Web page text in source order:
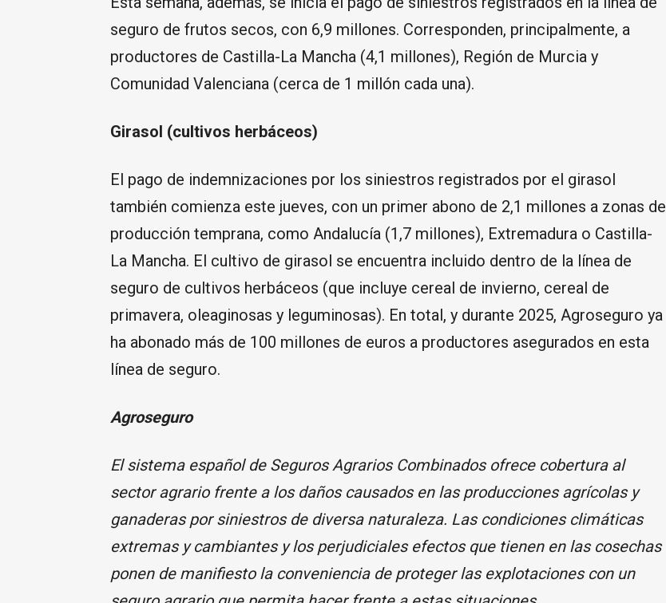
seguro de frutos secos, con 6,9 millones. Corresponden, principalmente, a
productores de Castilla-La Mancha (4,1 millones), Región de Murcia y
Comunidad Valenciana (cerca de 1 millón cada una).
Girasol (cultivos herbáceos)
El pago de indemnizaciones por los siniestros registrados por el girasol
también comienza este jueves, con un primer abono de 2,1 millones a zonas de
producción temprana, como Andalucía (1,7 millones), Extremadura o Castilla-
La Mancha. El cultivo de girasol se encuentra incluido dentro de la línea de
seguro de cultivos herbáceos (que incluye cereal de invierno, cereal de
primavera, oleaginosas y leguminosas). En total, y durante 2025, Agroseguro ya
ha abonado más de 100 millones de euros a productores asegurados en esta
línea de seguro.
Agroseguro
El sistema español de Seguros Agrarios Combinados ofrece cobertura al
sector agrario frente a los daños causados en las producciones agrícolas y
ganaderas por siniestros de diversa naturaleza. Las condiciones climáticas
extremas y cambiantes y los perjudiciales efectos que tienen en las cosechas
ponen de manifiesto la conveniencia de proteger las explotaciones con un